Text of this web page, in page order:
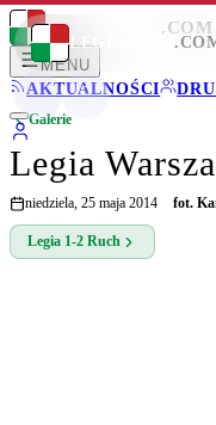
LEGIONISCI .COM
MENU
AKTUALNOŚCI
LEGIONISCI
Galerie
Legia
niedziela, 25 maja 2014 fot.
Legia 1-2 Ruch